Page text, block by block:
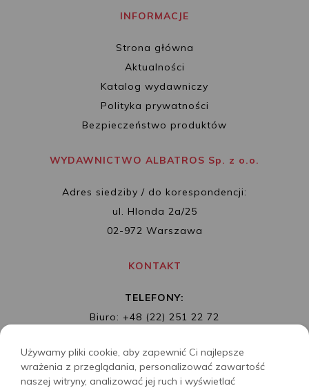
INFORMACJE
Strona główna
Aktualności
Katalog wydawniczy
Polityka prywatności
Bezpieczeństwo produktów
WYDAWNICTWO ALBATROS Sp. z o.o.
Adres siedziby / do korespondencji:
ul. Hlonda 2a/25
02-972 Warszawa
KONTAKT
TELEFONY:
Biuro: +48 (22) 251 22 72
MAIL: biuro@wydawnictwoalbatros.com
Używamy pliki cookie, aby zapewnić Ci najlepsze
wrażenia z przeglądania, personalizować zawartość
naszej witryny, analizować jej ruch i wyświetlać